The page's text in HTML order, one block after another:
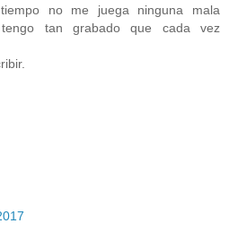
no me juega ninguna mala
tan grabado que cada vez